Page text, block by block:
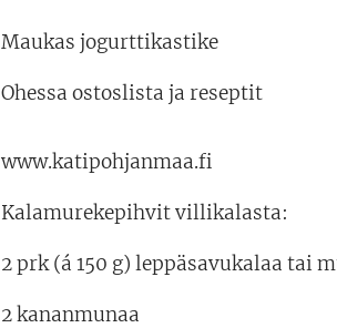
Maukas jogurttikastike
Ohessa ostoslista ja reseptit
www.katipohjanmaa.fi
Kalamurekepihvit villikalasta:
2 prk (á 150 g) leppäsavukalaa tai
2 kananmunaa